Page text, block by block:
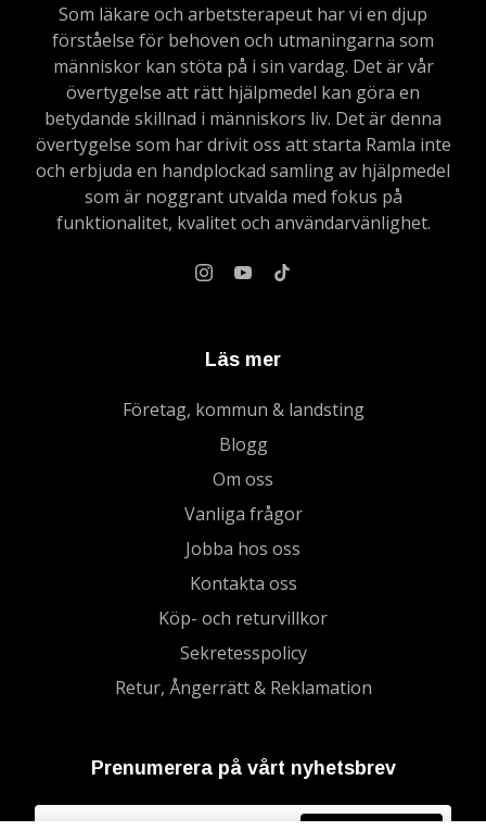
Som läkare och arbetsterapeut har vi en djup
förståelse för behoven och utmaningarna som
människor kan stöta på i sin vardag. Det är vår
övertygelse att rätt hjälpmedel kan göra en
betydande skillnad i människors liv. Det är denna
övertygelse som har drivit oss att starta Ramla inte
och erbjuda en handplockad samling av hjälpmedel
som är noggrant utvalda med fokus på
funktionalitet, kvalitet och användarvänlighet.
Läs mer
Företag, kommun & landsting
Blogg
Om oss
Vanliga frågor
Jobba hos oss
Kontakta oss
Köp- och returvillkor
Sekretesspolicy
Retur, Ångerrätt & Reklamation
Prenumerera på vårt nyhetsbrev